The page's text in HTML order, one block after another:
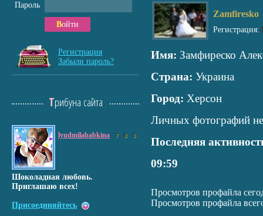
Zamfiresko
Регистрация:
Имя: Замфиреско
Страна: Украина
Город: Херсон
Личных фотографий
Последняя
09:59
Просмотров профайла
Просмотров профайла
Пароль
Войти
Регистрация
Забыли пароль?
Трибуна сайта
lyudmilababkina 7 8 6
Шоколадная любовь.
Приглашаю всех!
Присоединяйтесь